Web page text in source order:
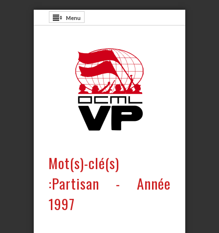
Menu
Mot(s)-clé(s)
:Partisan - Année
1997